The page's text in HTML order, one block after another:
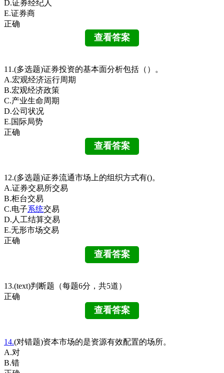
D.证券经纪人
E.证券商
正确
11.(多选题)证券投资的基本面分析包括（）。
A.宏观经济运行周期
B.宏观经济政策
C.产业生命周期
D.公司状况
E.国际局势
正确
12.(多选题)证券流通市场上的组织方式有()。
A.证券交易所交易
B.柜台交易
C.电子系统交易
D.人工结算交易
E.无形市场交易
正确
13.(text)判断题（每题6分，共5道）
正确
14.(对错题)资本市场的是资源有效配置的场所。
A.对
B.错